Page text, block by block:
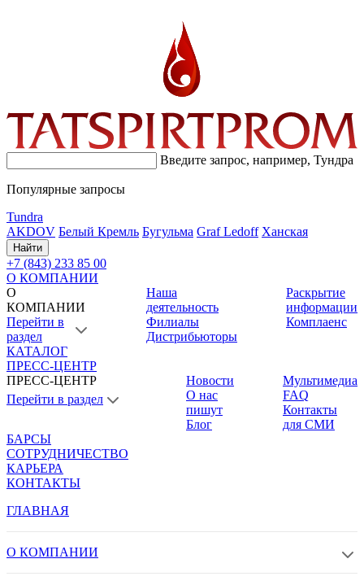
Введите запрос, например, Тундра
Популярные запросы
Tundra
AKDOV Белый Кремль Бугульма Graf Ledoff Ханская
Найти
+7 (843) 233 85 00
О КОМПАНИИ
О
КОМПАНИИ
Перейти в
раздел
Наша
деятельность
Филиалы
Дистрибьюторы
Раскрытие
информации
Комплаенс
КАТАЛОГ
ПРЕСС-ЦЕНТР
ПРЕСС-ЦЕНТР
Перейти в раздел
Новости
О нас
пишут
Блог
Мультимедиа
FAQ
Контакты
для СМИ
БАРСЫ
СОТРУДНИЧЕСТВО
КАРЬЕРА
КОНТАКТЫ
ГЛАВНАЯ
О КОМПАНИИ